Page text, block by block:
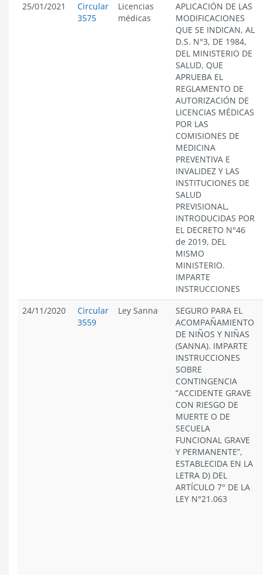
25/01/2021
Circular
3575
Licencias
médicas
APLICACIÓN DE LAS
MODIFICACIONES
QUE SE INDICAN, AL
D.S. N°3, DE 1984,
DEL MINISTERIO DE
SALUD, QUE
APRUEBA EL
REGLAMENTO DE
AUTORIZACIÓN DE
LICENCIAS MÉDICAS
POR LAS
COMISIONES DE
MEDICINA
PREVENTIVA E
INVALIDEZ Y LAS
INSTITUCIONES DE
SALUD
PREVISIONAL,
INTRODUCIDAS POR
EL DECRETO N°46
de 2019, DEL
MISMO
MINISTERIO.
IMPARTE
INSTRUCCIONES
24/11/2020
Circular
3559
Ley Sanna
SEGURO PARA EL
ACOMPAÑAMIENTO
DE NIÑOS Y NIÑAS
(SANNA). IMPARTE
INSTRUCCIONES
SOBRE
CONTINGENCIA
“ACCIDENTE GRAVE
CON RIESGO DE
MUERTE O DE
SECUELA
FUNCIONAL GRAVE
Y PERMANENTE”,
ESTABLECIDA EN LA
LETRA D) DEL
ARTÍCULO 7° DE LA
LEY N°21.063